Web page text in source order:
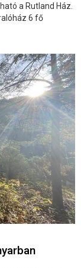
a Rutland Ház.
6 fő